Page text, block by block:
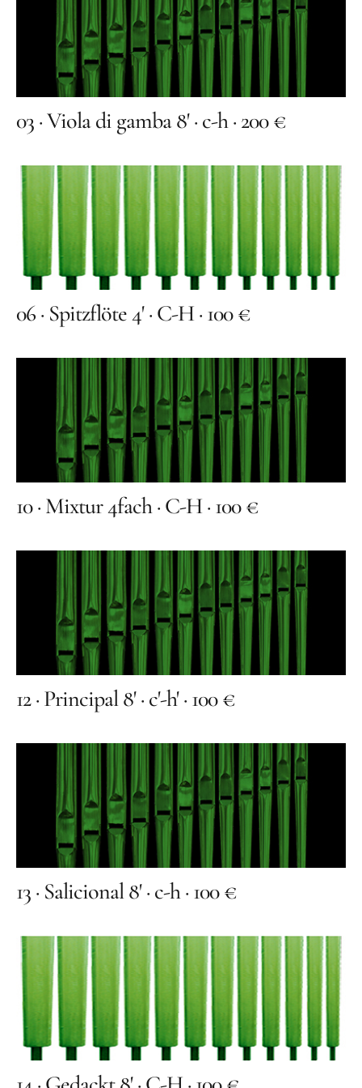
Orgelbauer
Grußwort von Schirmherr
Wolfgang Thierse
2019 · LOTTO-Stiftung Berlin
Festschrift
Konzertarchiv
Orgelherbst 2025
Orgelherbst 2024
Orgelherbst 2023
Orgelherbst 2022
Orgelakademie 2022
Benefiz
03 · Viola di gamba 8' · c-h · 200 €
06 · Spitzflöte 4' · C-H · 100 €
10 · Mixtur 4fach · C-H · 100 €
12 · Principal 8' · c'-h' · 100 €
13 · Salicional 8' · c-h · 100 €